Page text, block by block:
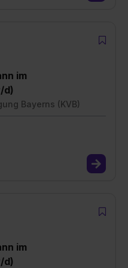
im
d)
Bayerns (KVB)
im
d)